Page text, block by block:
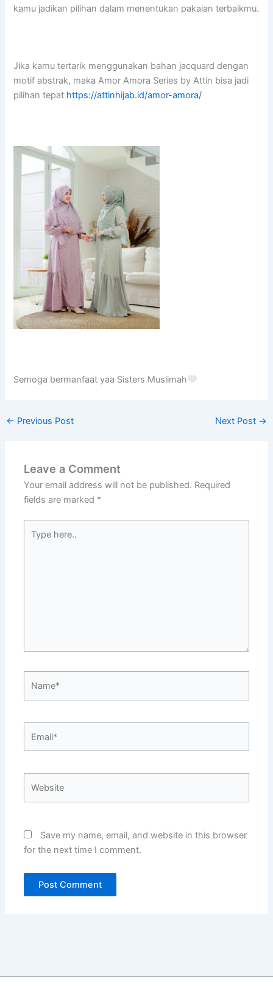
kamu jadikan pilihan dalam menentukan pakaian terbaikmu.
Jika kamu tertarik menggunakan bahan jacquard dengan
motif abstrak, maka Amor Amora Series by Attin bisa jadi
pilihan tepat https://attinhijab.id/amor-amora/
Semoga bermanfaat yaa Sisters Muslimah
← Previous Post Next Post →
Leave a Comment
Your email address will not be published. Required
fields are marked *
here..
Save my name, email, and website in this browser
for the next time I comment.